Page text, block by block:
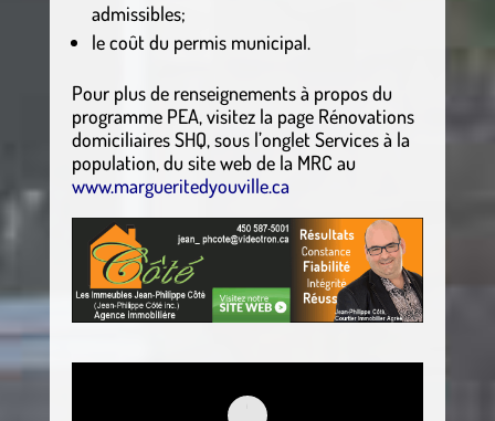
admissibles;
le coût du permis municipal.
Pour plus de renseignements à propos du
programme PEA, visitez la page Rénovations
domiciliaires SHQ, sous l’onglet Services à la
population, du site web de la MRC au
www.margueritedyouville.ca